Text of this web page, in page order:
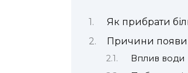
Як прибрати
Причини появи
Вплив води